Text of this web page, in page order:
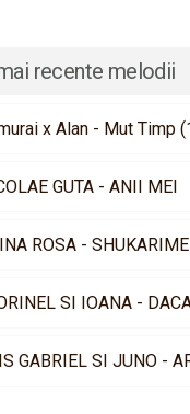
recente melodii
x Alan - Mut Timp
GUTA - ANII MEI
ROSA - SHUKARIME
SI IOANA -
GABRIEL SI JUNO -